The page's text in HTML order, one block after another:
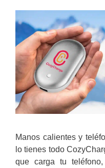
Manos calientes y
lo tienes todo
que carga tu